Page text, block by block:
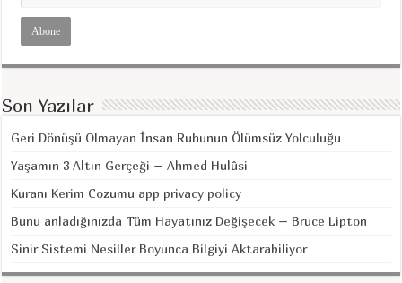
Son Yazılar
Geri Dönüşü Olmayan İnsan Ruhunun Ölümsüz Yolculuğu
Yaşamın 3 Altın Gerçeği – Ahmed Hulûsi
Kuranı Kerim Cozumu app privacy policy
Bunu anladığınızda Tüm Hayatınız Değişecek – Bruce Lipton
Sinir Sistemi Nesiller Boyunca Bilgiyi Aktarabiliyor